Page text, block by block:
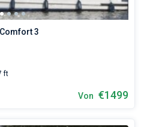
3
ft
Von €1499